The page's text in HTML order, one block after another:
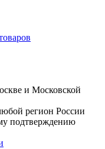
и Московской
регион России
подтверждению